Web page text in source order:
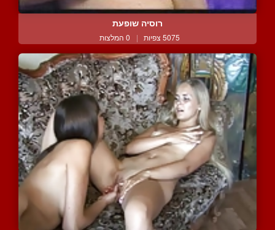
רוסיה שופעת
5075 צפיות | 0 המלצות